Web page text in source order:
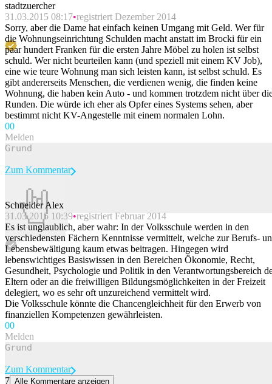
stadtzuercher
31.03.2015 08:17 registriert Dezember 2014
Sorry, aber die Dame hat einfach keinen Umgang mit Geld. Wer für
die Wohnungseinrichtung Schulden macht anstatt im Brocki für ein
paar hundert Franken für die ersten Jahre Möbel zu holen ist selbst
schuld. Wer nicht beurteilen kann (und speziell mit einem KV Job),
eine wie teure Wohnung man sich leisten kann, ist selbst schuld. Es
gibt andererseits Menschen, die verdienen wenig, die finden keine
Wohnung, die haben kein Auto - und kommen trotzdem nicht über
Runden. Die würde ich eher als Opfer eines Systems sehen, aber
bestimmt nicht KV-Angestelle mit einem normalen Lohn.
00
Melden
Beitrag melden
Zum Kommentar
Schneider Alex
31.03.2015 10:39 registriert Februar 2014
Es ist unglaublich, aber wahr: In der Volksschule werden in den
verschiedensten Fächern Kenntnisse vermittelt, welche zur Berufs-
Lebensbewältigung kaum etwas beitragen. Hingegen wird
lebenswichtiges Basiswissen in den Bereichen Ökonomie, Recht,
Gesundheit, Psychologie und Politik in den Verantwortungsbereich
Eltern oder an die freiwilligen Bildungsmöglichkeiten in der Freizeit
delegiert, wo es sehr oft unzureichend vermittelt wird.
Die Volksschule könnte die Chancengleichheit für den Erwerb von
finanziellen Kompetenzen gewährleisten.
00
Melden
Zum Kommentar
7 Alle Kommentare anzeigen